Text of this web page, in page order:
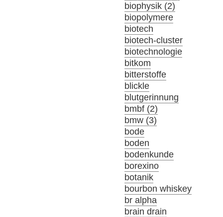
biophysik (2)
biopolymere
biotech
biotech-cluster
biotechnologie
bitkom
bitterstoffe
blickle
blutgerinnung
bmbf (2)
bmw (3)
bode
boden
bodenkunde
borexino
botanik
bourbon whiskey
br alpha
brain drain